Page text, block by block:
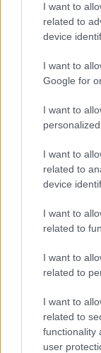
I want to
related to
device
I want to
Google for
I want to
I want to
related to
device
I want to
related to
I want to
related to
I want to
related to
functionality
user
Nombre
Bitcoin
(BTC)
Ethereum
(ETH)
BNB
(XRP)